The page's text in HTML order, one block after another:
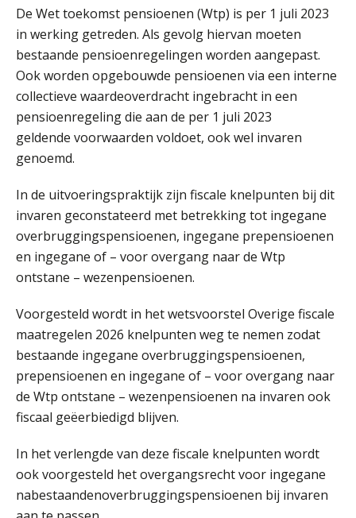
De Wet toekomst pensioenen (Wtp) is per 1 juli 2023
in werking getreden. Als gevolg hiervan moeten
bestaande pensioenregelingen worden aangepast.
Ook worden opgebouwde pensioenen via een interne
collectieve waardeoverdracht ingebracht in een
pensioenregeling die aan de per 1 juli 2023
geldende voorwaarden voldoet, ook wel invaren
genoemd.
In de uitvoeringspraktijk zijn fiscale knelpunten bij dit
invaren geconstateerd met betrekking tot ingegane
overbruggingspensioenen, ingegane prepensioenen
en ingegane of – voor overgang naar de Wtp
ontstane – wezenpensioenen.
Voorgesteld wordt in het wetsvoorstel Overige fiscale
maatregelen 2026 knelpunten weg te nemen zodat
bestaande ingegane overbruggingspensioenen,
prepensioenen en ingegane of – voor overgang naar
de Wtp ontstane – wezenpensioenen na invaren ook
fiscaal geëerbiedigd blijven.
In het verlengde van deze fiscale knelpunten wordt
ook voorgesteld het overgangsrecht voor ingegane
nabestaandenoverbruggingspensioenen bij invaren
26
AUG
Summercourse Impact en invloed van AI op de salarisverwerking (basis)
MOCuitgevers
27
AUG
Summercourse Impact en invloed van AI op de salarisverwerking (verdieping)
MOCuitgevers
28
AUG
Opfriscursus VPS (NIRPA PE)
Markus Verbeek Praehep
AUG
Markus Verbeek Praehep
01
SEP
Cursus Van salarisadministrateur naar beloningsadviseur (basis)
MOCuitgevers
03
07
SEP
Online cursus Bedingen in de arbeidsovereenkomst
MOCuitgevers